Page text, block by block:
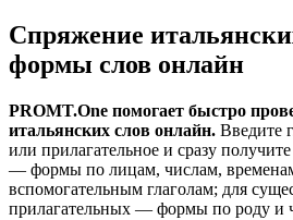
Спряжение
формы слов онлайн
PROMT.One помогает быстро
итальянских слов онлайн. Введите
или прилагательное и сразу
— формы по лицам, числам,
вспомогательным глаголам; для
прилагательных — формы по роду и